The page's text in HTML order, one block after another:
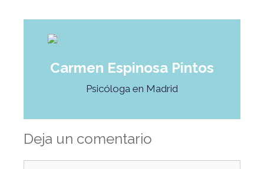
Carmen Espinosa Pintos
Psicóloga en Madrid
Deja un comentario